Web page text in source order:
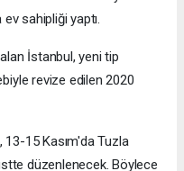
sahipliği yaptı.
İstanbul, yeni tip
revize edilen 2020
13-15 Kasım'da Tuzla
düzenlenecek. Böylece